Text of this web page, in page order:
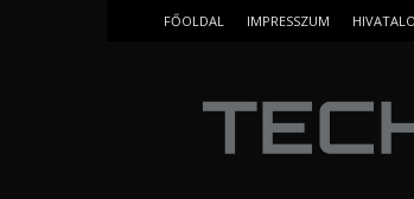
FŐOLDAL IMPRESSZUM